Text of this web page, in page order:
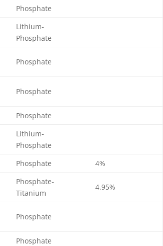
Phosphate
Lithium-
Phosphate
Phosphate
Phosphate
Phosphate
Lithium-
Phosphate
Phosphate 4%
Phosphate-
Titanium
4.95%
Phosphate
Phosphate